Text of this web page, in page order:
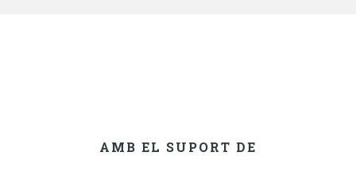
AMB EL SUPORT DE